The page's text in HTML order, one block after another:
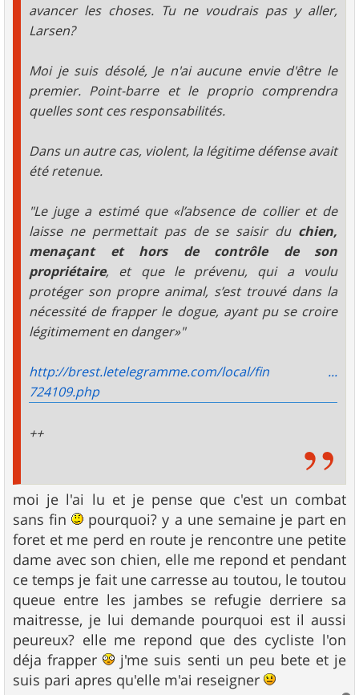
avancer les choses. Tu ne voudrais pas y aller,
Larsen?
Moi je suis désolé, Je n'ai aucune envie d'être le
premier. Point-barre et le proprio comprendra
quelles sont ces responsabilités.
Dans un autre cas, violent, la légitime défense avait
été retenue.
"Le juge a estimé que «l’absence de collier et de
laisse ne permettait pas de se saisir du chien,
menaçant et hors de contrôle de son
propriétaire, et que le prévenu, qui a voulu
protéger son propre animal, s’est trouvé dans la
nécessité de frapper le dogue, ayant pu se croire
légitimement en danger»"
http://brest.letelegramme.com/local/fin ...
724109.php
++
moi je l'ai lu et je pense que c'est un combat
sans fin
pourquoi? y a une semaine je part en
foret et me perd en route je rencontre une petite
dame avec son chien, elle me repond et pendant
ce temps je fait une carresse au toutou, le toutou
queue entre les jambes se refugie derriere sa
maitresse, je lui demande pourquoi est il aussi
peureux? elle me repond que des cycliste l'on
déja frapper
j'me suis senti un peu bete et je
suis pari apres qu'elle m'ai reseigner